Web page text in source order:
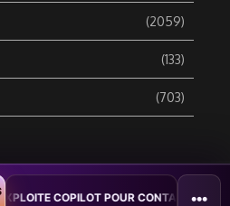
(2059)
(133)
(703)
SECURITY BREACH - Groupe
POUR CONTAMINER DES •••